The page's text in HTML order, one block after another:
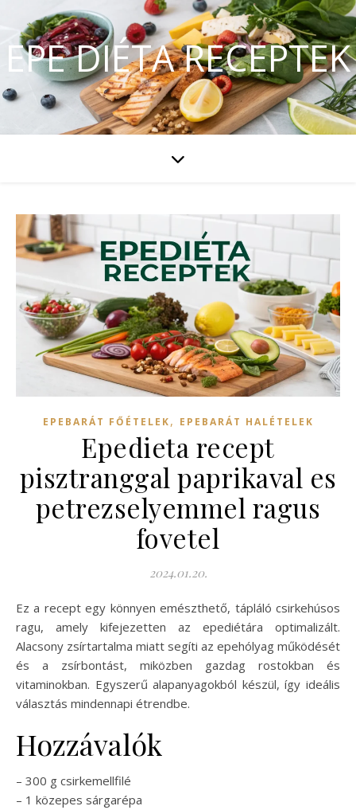
EPE DIÉTA RECEPTEK
EPEBARÁT FŐÉTELEK, EPEBARÁT HALÉTELEK
Epedieta recept
pisztranggal paprikaval es
petrezselyemmel ragus
fovetel
2024.01.20.
Ez a recept egy könnyen emészthető, tápláló csirkehúsos
ragu, amely kifejezetten az epediétára optimalizált.
Alacsony zsírtartalma miatt segíti az epehólyag működését
és a zsírbontást, miközben gazdag rostokban és
vitaminokban. Egyszerű alapanyagokból készül, így ideális
választás mindennapi étrendbe.
Hozzávalók
– 300 g csirkemellfilé
– 1 közepes sárgarépa